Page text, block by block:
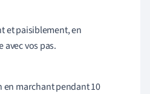
et paisiblement, en
vos pas.
marchant pendant 10